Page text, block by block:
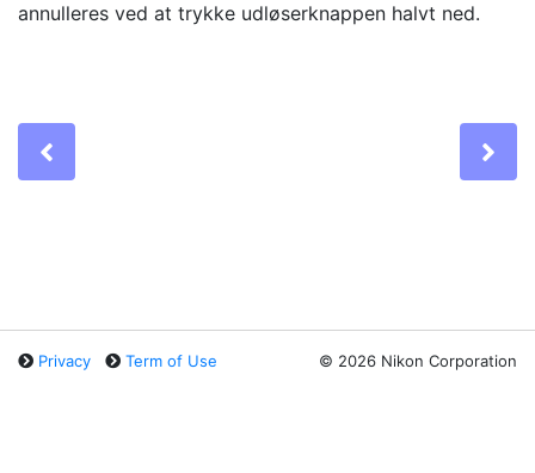
annulleres ved at trykke udløserknappen halvt ned.
Privacy Term of Use © 2026 Nikon Corporation